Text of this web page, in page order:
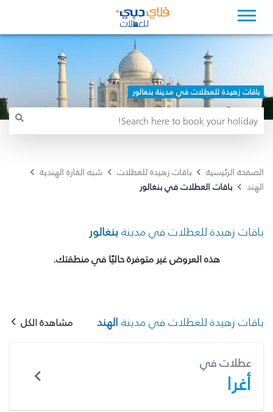
باقات زهيدة للعطلات في مدينة بنغالور
الصفحة الرئيسية باقات زهيدة للعطلات
شبه القارة الهندية
الهند
باقات العطلات في بنغالور
باقات زهيدة للعطلات في مدينة بنغالور
هذه العروض غير متوفرة حاليًا في منطقتك.
باقات زهيدة للعطلات في مدينة الهند مشاهدة الكل
عطلات في
أغرا